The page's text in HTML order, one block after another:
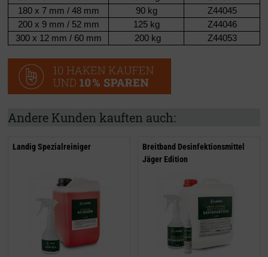
180 x 7 mm / 48 mm 90 kg
Z44045
200 x 9 mm / 52 mm 125 kg
Z44046
300 x 12 mm / 60 mm 200 kg Z44053
Andere Kunden kauften auch:
Landig Spezialreiniger
Breitband Desinfektionsmittel
Jäger Edition